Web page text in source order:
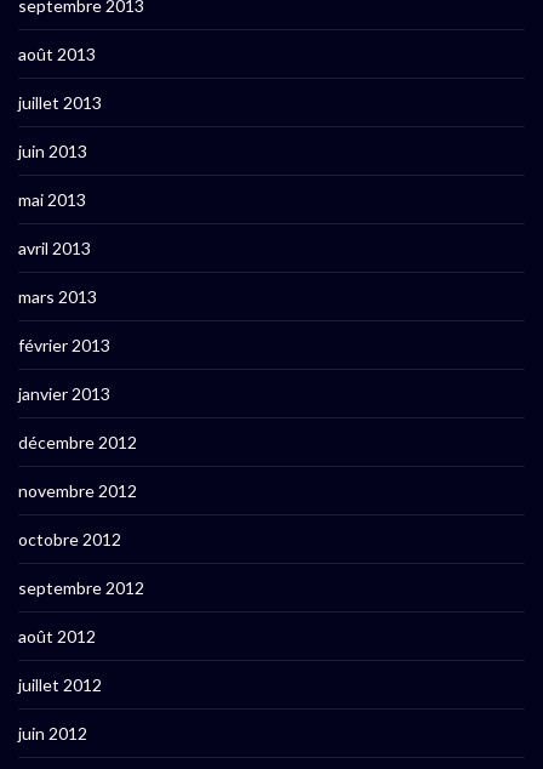
septembre 2013
août 2013
juillet 2013
juin 2013
mai 2013
avril 2013
mars 2013
février 2013
janvier 2013
décembre 2012
novembre 2012
octobre 2012
septembre 2012
août 2012
juillet 2012
juin 2012